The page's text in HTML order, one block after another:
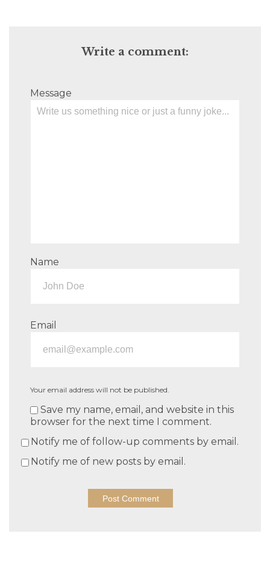
Write a comment:
Message
Name
Email
Your email address will not be published.
Save my name, email, and website in this
browser for the next time I comment.
Notify me of follow-up comments by email.
Notify me of new posts by email.